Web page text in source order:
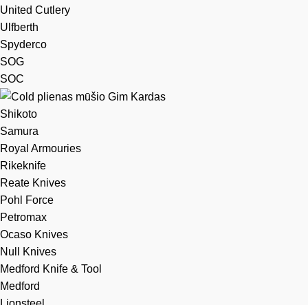
United Cutlery
Ulfberth
Spyderco
SOG
SOC
Shikoto
Samura
Royal Armouries
Rikeknife
Reate Knives
Pohl Force
Petromax
Ocaso Knives
Null Knives
Medford Knife & Tool
Medford